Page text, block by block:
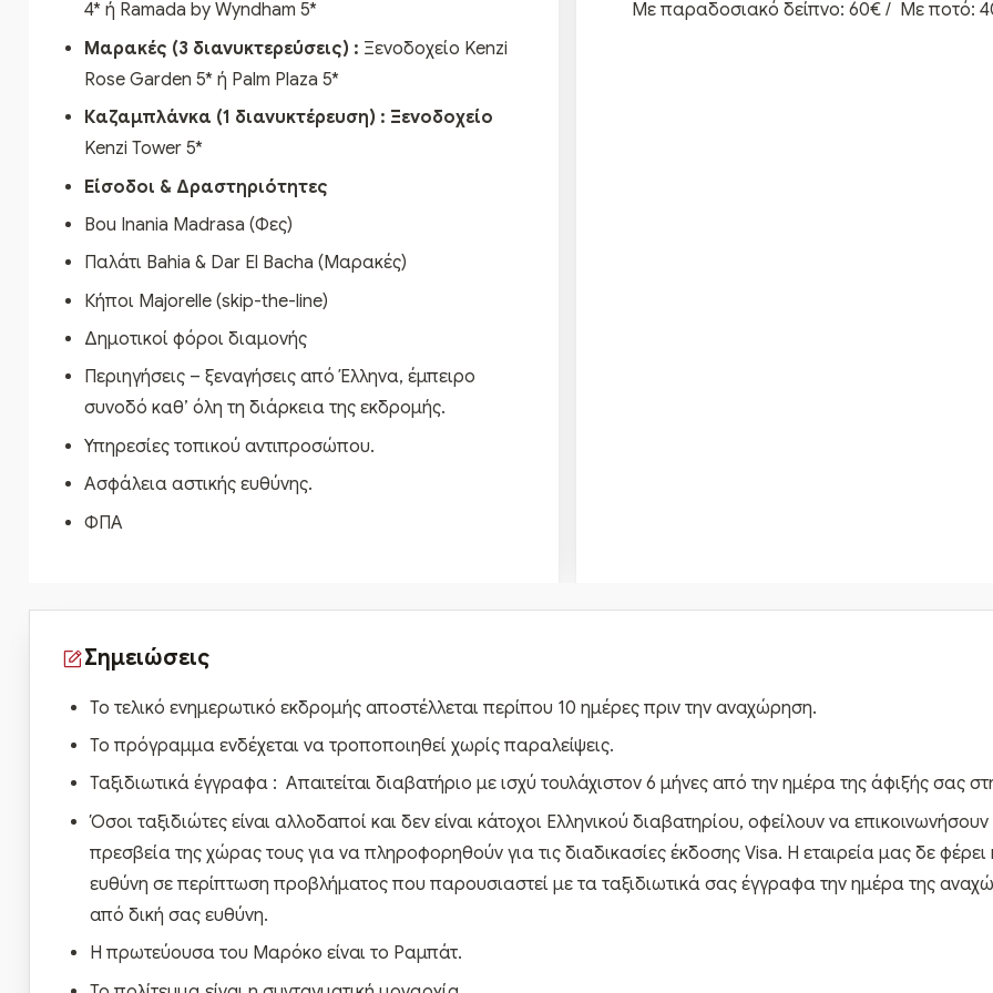
4* ή Ramada by Wyndham 5*
Μαρακές (3 διανυκτερεύσεις) : Ξενοδοχείο Kenzi
Rose Garden 5* ή Palm Plaza 5*
Καζαμπλάνκα (1 διανυκτέρευση) : Ξενοδοχείο
Kenzi Tower 5*
Είσοδοι & Δραστηριότητες
Bou Inania Madrasa (Φες)
Παλάτι Bahia & Dar El Bacha (Μαρακές)
Κήποι Majorelle (skip-the-line)
Δημοτικοί φόροι διαμονής
Περιηγήσεις – ξεναγήσεις από Έλληνα, έμπειρο
συνοδό καθ’ όλη τη διάρκεια της εκδρομής.
Υπηρεσίες τοπικού αντιπροσώπου.
Ασφάλεια αστικής ευθύνης.
ΦΠΑ
Με παραδοσιακό δείπνο: 60€ / Με ποτό:
Σημειώσεις
Το τελικό ενημερωτικό εκδρομής αποστέλλεται περίπου 10 ημέρες πριν την αναχώρηση.
Το πρόγραμμα ενδέχεται να τροποποιηθεί χωρίς παραλείψεις.
Ταξιδιωτικά έγγραφα : Απαιτείται διαβατήριο με ισχύ τουλάχιστον 6 μήνες από την ημέρα της άφιξής σας
Όσοι ταξιδιώτες είναι αλλοδαποί και δεν είναι κάτοχοι Ελληνικού διαβατηρίου, οφείλουν να επικοινωνήσουν
πρεσβεία της χώρας τους για να πληροφορηθούν για τις διαδικασίες έκδοσης Visa. Η εταιρεία μας δε φέρει
ευθύνη σε περίπτωση προβλήματος που παρουσιαστεί με τα ταξιδιωτικά σας έγγραφα την ημέρα της
από δική σας ευθύνη.
Η πρωτεύουσα του Μαρόκο είναι το Ραμπάτ.